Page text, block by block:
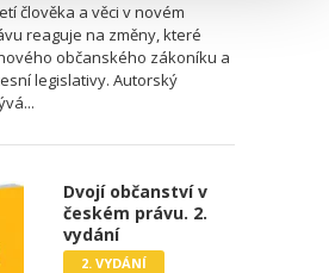
člověka a věci v novém
reaguje na změny, které
občanského zákoníku a
legislativy. Autorský
Dvojí občanství v
českém právu. 2.
vydání
2. VYDÁNÍ